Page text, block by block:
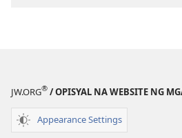
JW.ORG® / OPISYAL NA WEBSITE NG
Appearance Settings